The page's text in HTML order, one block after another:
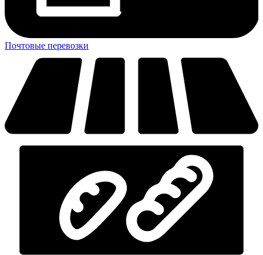
Почтовые перевозки